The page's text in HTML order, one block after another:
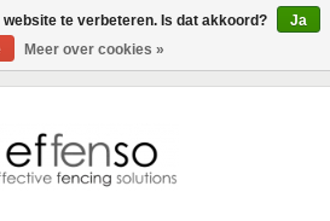
te verbeteren. Is dat akkoord?
Ja
Meer over cookies »